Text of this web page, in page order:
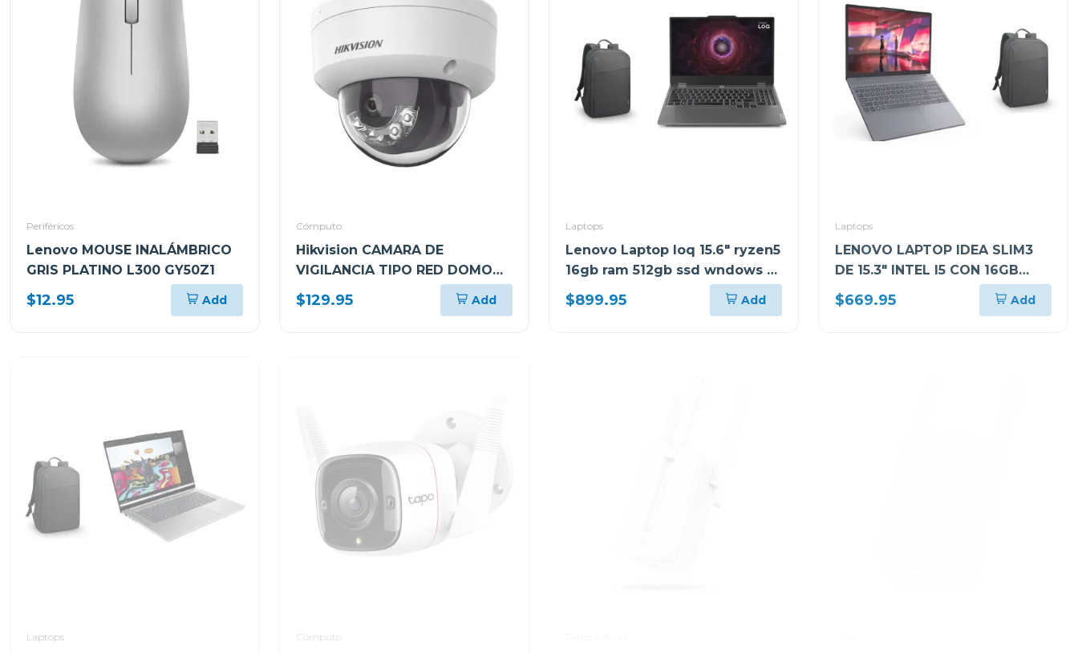
Periféricos
Lenovo MOUSE INALÁMBRICO
GRIS PLATINO L300 GY50Z1
$12.95 Add
Cómputo
Hikvision CAMARA DE
VIGILANCIA TIPO RED DOMO
CON LUZ HÍBRIDA INTELIGENTE
G2LIS2U
$129.95 Add
Laptops
Lenovo Laptop loq 15.6" ryzen5
16gb ram 512gb ssd wndows 11
home sl gris luna arp9 +
mochila lenovo 83jc003t
$899.95 Add
Laptops
LENOVO LAPTOP IDEA SLIM3
DE 15.3" INTEL I5 CON 16GB
RAM Y 512GB SSD WINDOWS 11
HOME SL IRH10 + MOCHILA
$669.95 Add
Laptops Cómputo